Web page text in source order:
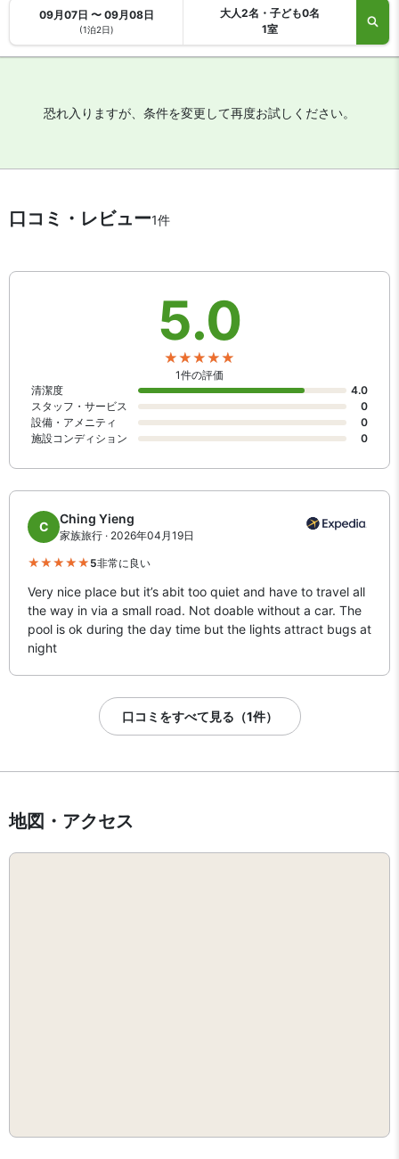
09月07日 〜 09月08日
(1泊2日)
大人2名・子ども0名
1室
恐れ入りますが、条件を変更して再度お試しください。
口コミ・レビュー1件
5.0
1件の評価
清潔度
4.0
スタッフ・サービス
0
設備・アメニティ
0
施設コンディション
0
C
Ching Yieng
家族旅行 · 2026年04月19日
5非常に良い
Very nice place but it’s abit too quiet and have to travel all
the way in via a small road. Not doable without a car. The
pool is ok during the day time but the lights attract bugs at
night
口コミをすべて見る（1件）
地図・アクセス